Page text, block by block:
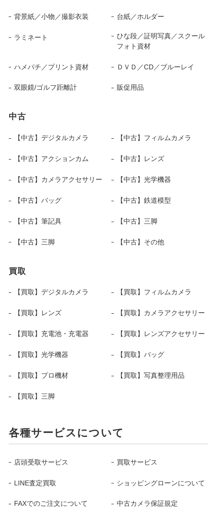
背景紙／小物／撮影衣装 台紙／ホルダー
ラミネート
ひな段／証明写真／スクール
フォト資材
ハメパチ／プリント資材 ＤＶＤ／CD／ブルーレイ
双眼鏡/ゴルフ距離計 販促用品
中古
【中古】デジタルカメラ 【中古】フィルムカメラ
【中古】アクションカム 【中古】レンズ
【中古】カメラアクセサリー 【中古】光学機器
【中古】バッグ 【中古】鉄道模型
【中古】筆記具 【中古】三脚
【中古】三脚 【中古】その他
買取
【買取】デジタルカメラ 【買取】フィルムカメラ
【買取】レンズ 【買取】カメラアクセサリー
【買取】充電池・充電器 【買取】レンズアクセサリー
【買取】光学機器 【買取】バッグ
【買取】プロ機材 【買取】写真整理用品
【買取】三脚
各種サービスについて
店頭受取サービス 買取サービス
LINE査定買取 ショッピングローンについて
FAXでのご注文について 中古カメラ保証規定